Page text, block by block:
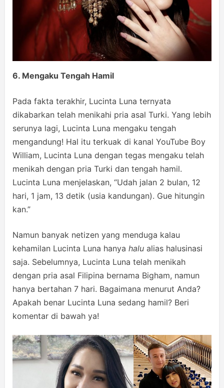
6. Mengaku Tengah Hamil
Pada fakta terakhir, Lucinta Luna ternyata
dikabarkan telah menikahi pria asal Turki. Yang lebih
serunya lagi, Lucinta Luna mengaku tengah
mengandung! Hal itu terkuak di kanal YouTube Boy
William, Lucinta Luna dengan tegas mengaku telah
menikah dengan pria Turki dan tengah hamil.
Lucinta Luna menjelaskan, “Udah jalan 2 bulan, 12
hari, 1 jam, 13 detik (usia kandungan). Gue hitungin
kan.”
Namun banyak netizen yang menduga kalau
kehamilan Lucinta Luna hanya halu alias halusinasi
saja. Sebelumnya, Lucinta Luna telah menikah
dengan pria asal Filipina bernama Bigham, namun
hanya bertahan 7 hari. Bagaimana menurut Anda?
Apakah benar Lucinta Luna sedang hamil? Beri
komentar di bawah ya!